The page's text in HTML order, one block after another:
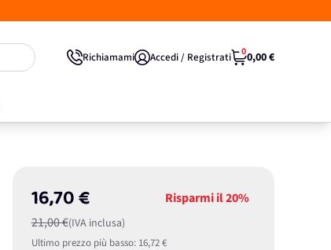
Richiamami Accedi / Registrati 00,00 €
16,70 €
21,00 €(IVA inclusa)
Risparmi il20%
Ultimo prezzo più basso: 16,72 €